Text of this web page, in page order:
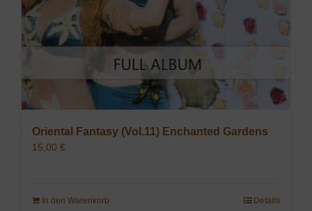
Oriental Fantasy (Vol.11) Enchanted Gardens
15,00 €
In den Warenkorb Details